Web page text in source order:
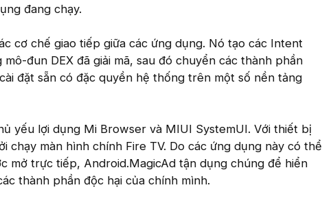
đang chạy.
cơ chế giao tiếp giữa các ứng dụng. Nó tạo các Intent
đun DEX đã giải mã, sau đó chuyển các thành phần
đặt sẵn có đặc quyền hệ thống trên một số nền tảng
yếu lợi dụng Mi Browser và MIUI SystemUI. Với thiết bị
chạy màn hình chính Fire TV. Do các ứng dụng này có thể
mở trực tiếp, Android.MagicAd tận dụng chúng để hiển
thành phần độc hại của chính mình.